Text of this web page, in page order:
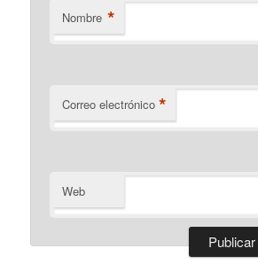
Nombre *
Correo electrónico *
Web